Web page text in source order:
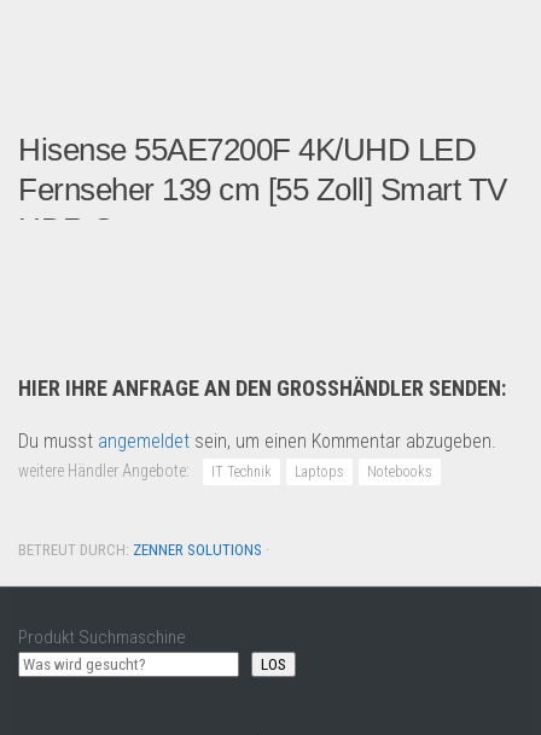
Hisense 55AE7200F 4K/UHD LED
Fernseher 139 cm [55 Zoll] Smart TV
HDR S...
HIER IHRE ANFRAGE AN DEN GROSSHÄNDLER SENDEN:
Du musst angemeldet sein, um einen Kommentar abzugeben.
weitere Händler Angebote: IT Technik Laptops Notebooks
BETREUT DURCH: ZENNER SOLUTIONS ·
Produkt Suchmaschine
LOS